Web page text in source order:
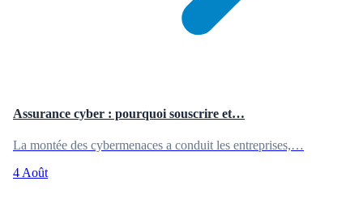
Assurance cyber : pourquoi souscrire et…
La montée des cybermenaces a conduit les entreprises,…
4 Août